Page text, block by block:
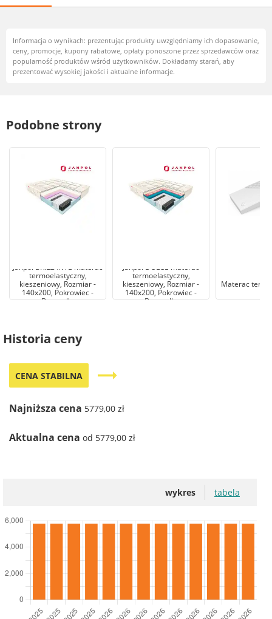
Informacja o wynikach: prezentując produkty uwzględniamy ich dopasowanie,
ceny, promocje, kupony rabatowe, opłaty ponoszone przez sprzedawców oraz
popularność produktów wśród użytkowników. Dokładamy starań, aby
prezentować wysokiej jakości i aktualne informacje.
Podobne strony
Janpol BRILLANTE materac
termoelastyczny,
kieszeniowy, Rozmiar -
140x200, Pokrowiec -
Donatello
Janpol DOLCE materac
termoelastyczny,
kieszeniowy, Rozmiar -
140x200, Pokrowiec -
Donatello
Materac
Historia ceny
CENA STABILNA trending_flat
Najniższa cena 5779,00 zł
Aktualna cena od 5779,00 zł
wykres tabela